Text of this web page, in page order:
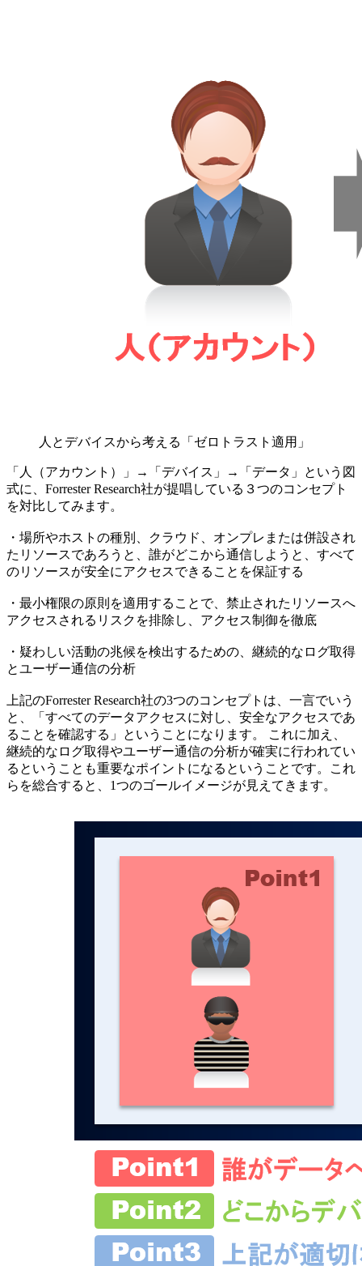
人とデバイスから考える「ゼロトラスト適用」
「人（アカウント）」→「デバイス」→「データ」という図
式に、Forrester Research社が提唱している３つのコンセプト
を対比してみます。
・場所やホストの種別、クラウド、オンプレまたは併設され
たリソースであろうと、誰がどこから通信しようと、すべて
のリソースが安全にアクセスできることを保証する
・最小権限の原則を適用することで、禁止されたリソースへ
アクセスされるリスクを排除し、アクセス制御を徹底
・疑わしい活動の兆候を検出するための、継続的なログ取得
とユーザー通信の分析
上記のForrester Research社の3つのコンセプトは、一言でいう
と、「すべてのデータアクセスに対し、安全なアクセスであ
ることを確認する」ということになります。 これに加え、
継続的なログ取得やユーザー通信の分析が確実に行われてい
るということも重要なポイントになるということです。これ
らを総合すると、1つのゴールイメージが見えてきます。